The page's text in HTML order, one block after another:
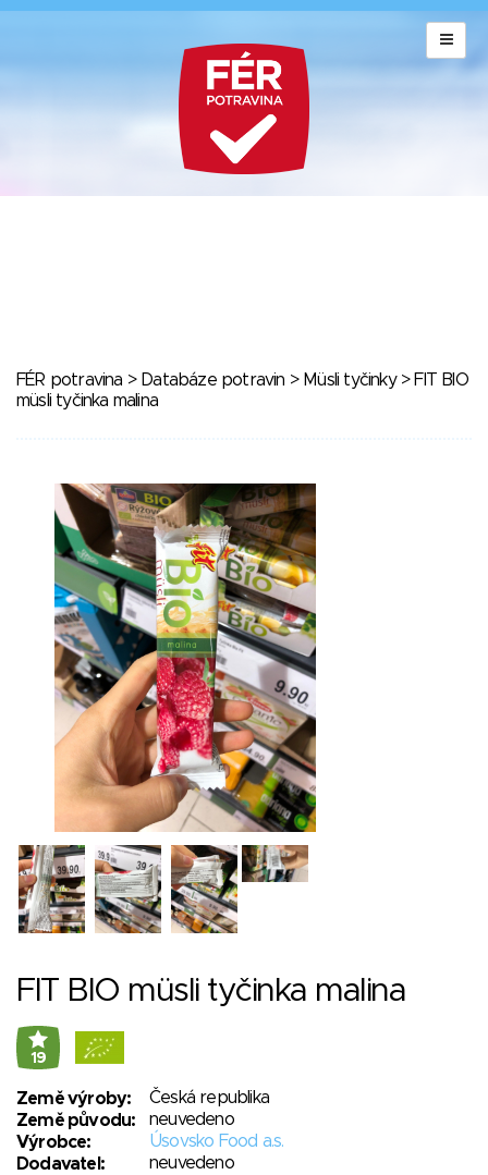
FÉR potravina > Databáze potravin > Müsli tyčinky> FIT BIO
müsli tyčinka malina
FIT BIO müsli tyčinka malina
19
Země výroby:
Česká republika
Země původu:
neuvedeno
Výrobce:
Úsovsko Food a.s.
Dodavatel:
neuvedeno